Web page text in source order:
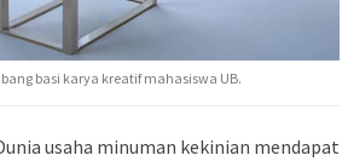
basi karya kreatif mahasiswa UB.
usaha minuman kekinian mendapat